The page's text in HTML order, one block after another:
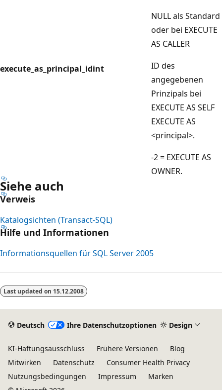
execute_as_principal_idint
NULL als Standard
oder bei EXECUTE
AS CALLER
ID des
angegebenen
Prinzipals bei
EXECUTE AS SELF
EXECUTE AS
<principal>.
-2 = EXECUTE AS
OWNER.
Siehe auch
Verweis
Katalogsichten (Transact-SQL)
Hilfe und Informationen
Informationsquellen für SQL Server 2005
Last updated on 15.12.2008
Deutsch Ihre Datenschutzoptionen Design
KI-Haftungsausschluss Frühere Versionen
Blog
Mitwirken
Datenschutz
Consumer Health Privacy
Nutzungsbedingungen
Impressum
Marken